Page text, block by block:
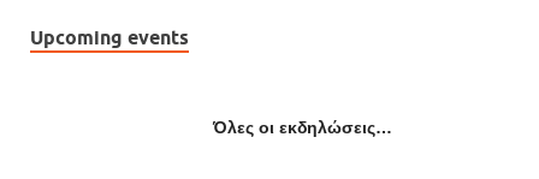
Upcoming events
Όλες οι εκδηλώσεις…